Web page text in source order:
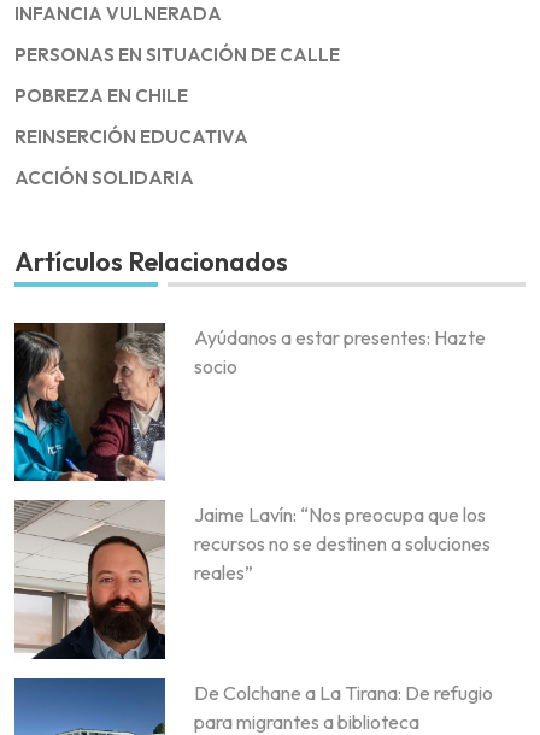
INFANCIA VULNERADA
PERSONAS EN SITUACIÓN DE CALLE
POBREZA EN CHILE
REINSERCIÓN EDUCATIVA
ACCIÓN SOLIDARIA
Artículos Relacionados
Ayúdanos a estar presentes: Hazte
socio
Jaime Lavín: “Nos preocupa que los
recursos no se destinen a soluciones
reales”
De Colchane a La Tirana: De refugio
para migrantes a biblioteca